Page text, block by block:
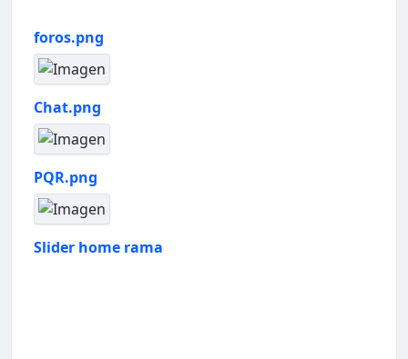
foros.png
Chat.png
PQR.png
Slider home rama